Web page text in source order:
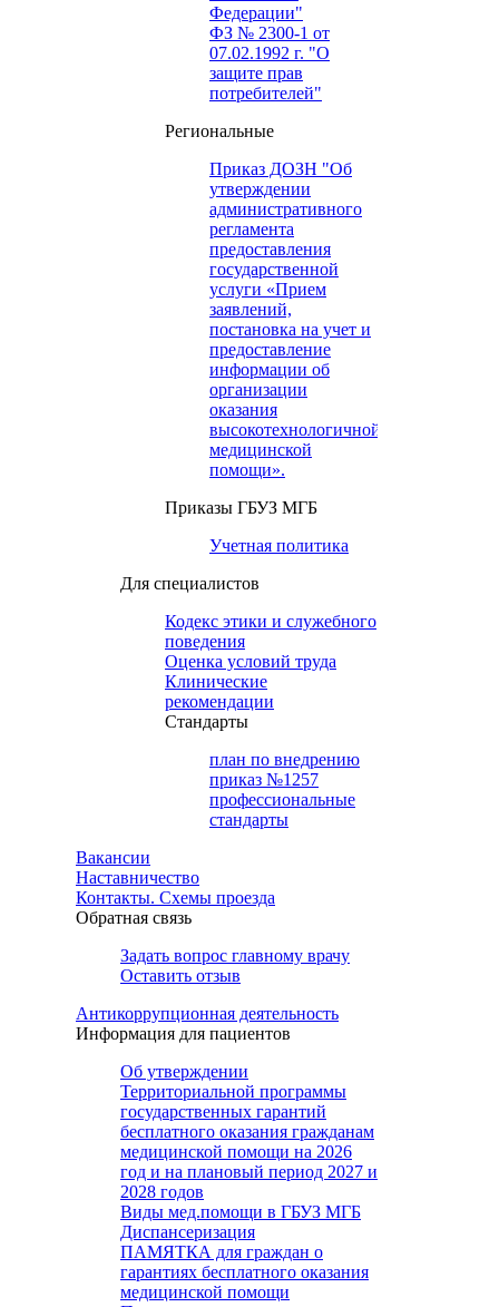
Федерации"
ФЗ № 2300-1 от
07.02.1992 г. "О
защите прав
потребителей"
Региональные
Приказ ДОЗН "Об
утверждении
административного
регламента
предоставления
государственной
услуги «Прием
заявлений,
постановка на учет и
предоставление
информации об
организации
оказания
высокотехнологичной
медицинской
помощи».
Приказы ГБУЗ МГБ
Учетная политика
Для специалистов
Кодекс этики и служебного
поведения
Оценка условий труда
Клинические
рекомендации
Cтандарты
план по внедрению
приказ №1257
профессиональные
стандарты
Вакансии
Наставничество
Контакты. Схемы проезда
Обратная связь
Задать вопрос главному врачу
Оставить отзыв
Антикоррупционная деятельность
Информация для пациентов
Об утверждении
Территориальной программы
государственных гарантий
бесплатного оказания гражданам
медицинской помощи на 2026
год и на плановый период 2027 и
2028 годов
Виды мед.помощи в ГБУЗ МГБ
Диспансеризация
ПАМЯТКА для граждан о
гарантиях бесплатного оказания
медицинской помощи